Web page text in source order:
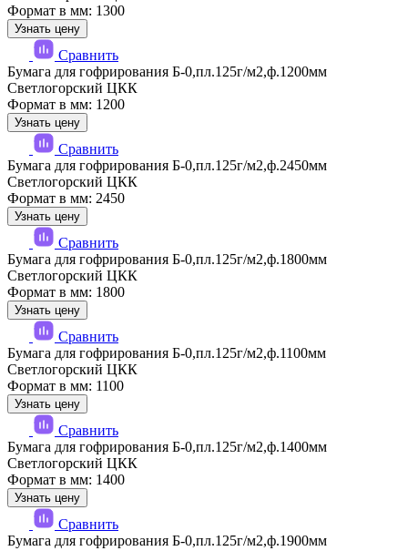
Формат в мм: 1300
Узнать цену
Сравнить
Бумага для гофрирования Б-0,пл.125г/м2,ф.1200мм
Светлогорский ЦКК
Формат в мм: 1200
Узнать цену
Сравнить
Бумага для гофрирования Б-0,пл.125г/м2,ф.2450мм
Светлогорский ЦКК
Формат в мм: 2450
Узнать цену
Сравнить
Бумага для гофрирования Б-0,пл.125г/м2,ф.1800мм
Светлогорский ЦКК
Формат в мм: 1800
Узнать цену
Сравнить
Бумага для гофрирования Б-0,пл.125г/м2,ф.1100мм
Светлогорский ЦКК
Формат в мм: 1100
Узнать цену
Сравнить
Бумага для гофрирования Б-0,пл.125г/м2,ф.1400мм
Светлогорский ЦКК
Формат в мм: 1400
Узнать цену
Сравнить
Бумага для гофрирования Б-0,пл.125г/м2,ф.1900мм